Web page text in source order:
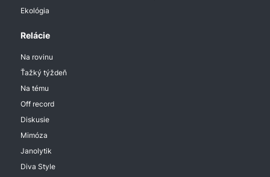
Ekológia
Relácie
Na rovinu
Ťažký týždeň
Na tému
Off record
Diskusie
Mimóza
Janolytik
Diva Style